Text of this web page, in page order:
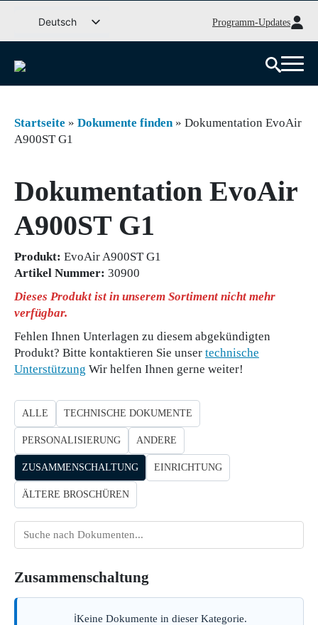
WeiterDeutsch
Svenska
Norsk bokmål
Íslenska
Eesti
Lietuvių kalba
Programm-Updates
Startseite » Dokumente finden» Dokumentation EvoAir
A900ST G1
Dokumentation EvoAir
A900ST G1
Produkt: EvoAir A900ST G1
Artikel Nummer: 30900
Dieses Produkt ist in unserem Sortiment nicht mehr
verfügbar.
Fehlen Ihnen Unterlagen zu diesem abgekündigten
Produkt? Bitte kontaktieren Sie unser technische
Unterstützung Wir helfen Ihnen gerne weiter!
ALLE TECHNISCHE DOKUMENTE
PERSONALISIERUNG ANDERE
ZUSAMMENSCHALTUNG EINRICHTUNG
ÄLTERE BROSCHÜREN
suchen
Zusammenschaltung
Keine Dokumente in dieser Kategorie.